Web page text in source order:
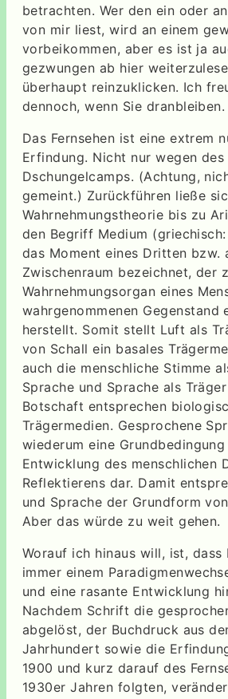
betrachten. Wer den ein oder
von mir liest, wird an einem
vorbeikommen, aber es ist ja
gezwungen ab hier
überhaupt reinzuklicken. Ich
dennoch, wenn Sie dranbleiben.
Das Fernsehen ist eine extrem
Erfindung. Nicht nur wegen des
Dschungelcamps. (Achtung,
gemeint.) Zurückführen ließe
Wahrnehmungstheorie bis zu
den Begriff Medium (griechisch:
das Moment eines Dritten bzw.
Zwischenraum bezeichnet, der
Wahrnehmungsorgan eines
wahrgenommenen Gegenstand
herstellt. Somit stellt Luft als
von Schall ein basales
auch die menschliche Stimme
Sprache und Sprache als
Botschaft entsprechen
Trägermedien. Gesprochene
wiederum eine
Entwicklung des menschlichen
Reflektierens dar. Damit
und Sprache der Grundform
Aber das würde zu weit gehen.
Worauf ich hinaus will, ist, dass
immer einem
und eine rasante Entwicklung
Nachdem Schrift die
abgelöst, der Buchdruck aus
Jahrhundert sowie die
1900 und kurz darauf des
1930er Jahren folgten,